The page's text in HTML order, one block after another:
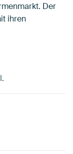
Der
ihren